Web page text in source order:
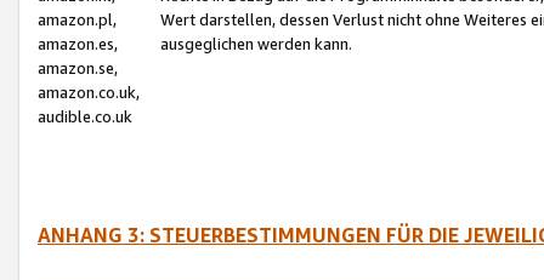
amazon.pl,
amazon.es,
amazon.se,
amazon.co.uk,
audible.co.uk
Wert darstellen, dessen Verlust nicht ohne Weiteres
ausgeglichen werden kann.
ANHANG 3: STEUERBESTIMMUNGEN FÜR DIE